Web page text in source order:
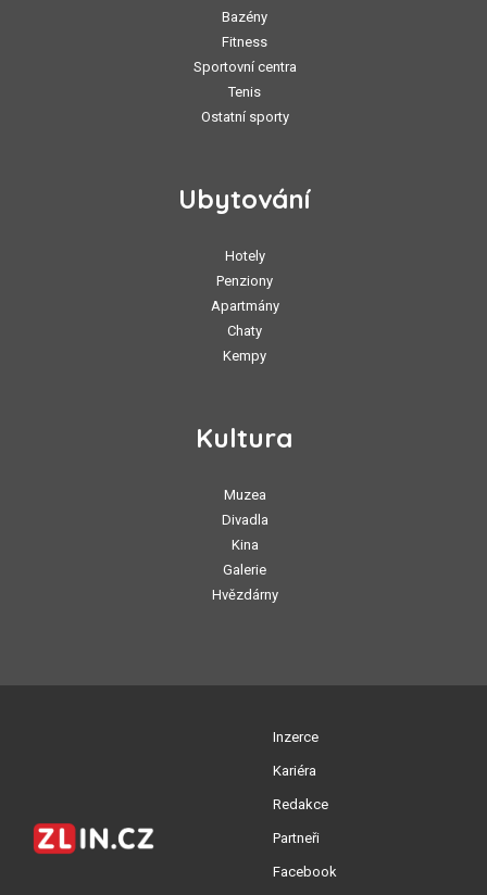
Bazény
Fitness
Sportovní centra
Tenis
Ostatní sporty
Ubytování
Hotely
Penziony
Apartmány
Chaty
Kempy
Kultura
Muzea
Divadla
Kina
Galerie
Hvězdárny
Inzerce
Kariéra
Redakce
Partneři
Facebook